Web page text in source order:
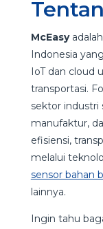
McEasy
Indonesia
IoT dan cloud
transportasi.
sektor industri
manufaktur,
efisiensi,
melalui
sensor bahan
lainnya.
Ingin tahu